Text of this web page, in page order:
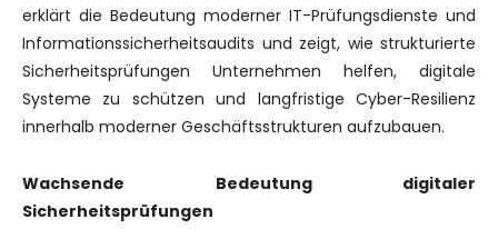
erklärt die Bedeutung moderner IT-Prüfungsdienste und
Informationssicherheitsaudits und zeigt, wie strukturierte
Sicherheitsprüfungen Unternehmen helfen, digitale
Systeme zu schützen und langfristige Cyber-Resilienz
innerhalb moderner Geschäftsstrukturen aufzubauen.
Wachsende Bedeutung digitaler
Sicherheitsprüfungen